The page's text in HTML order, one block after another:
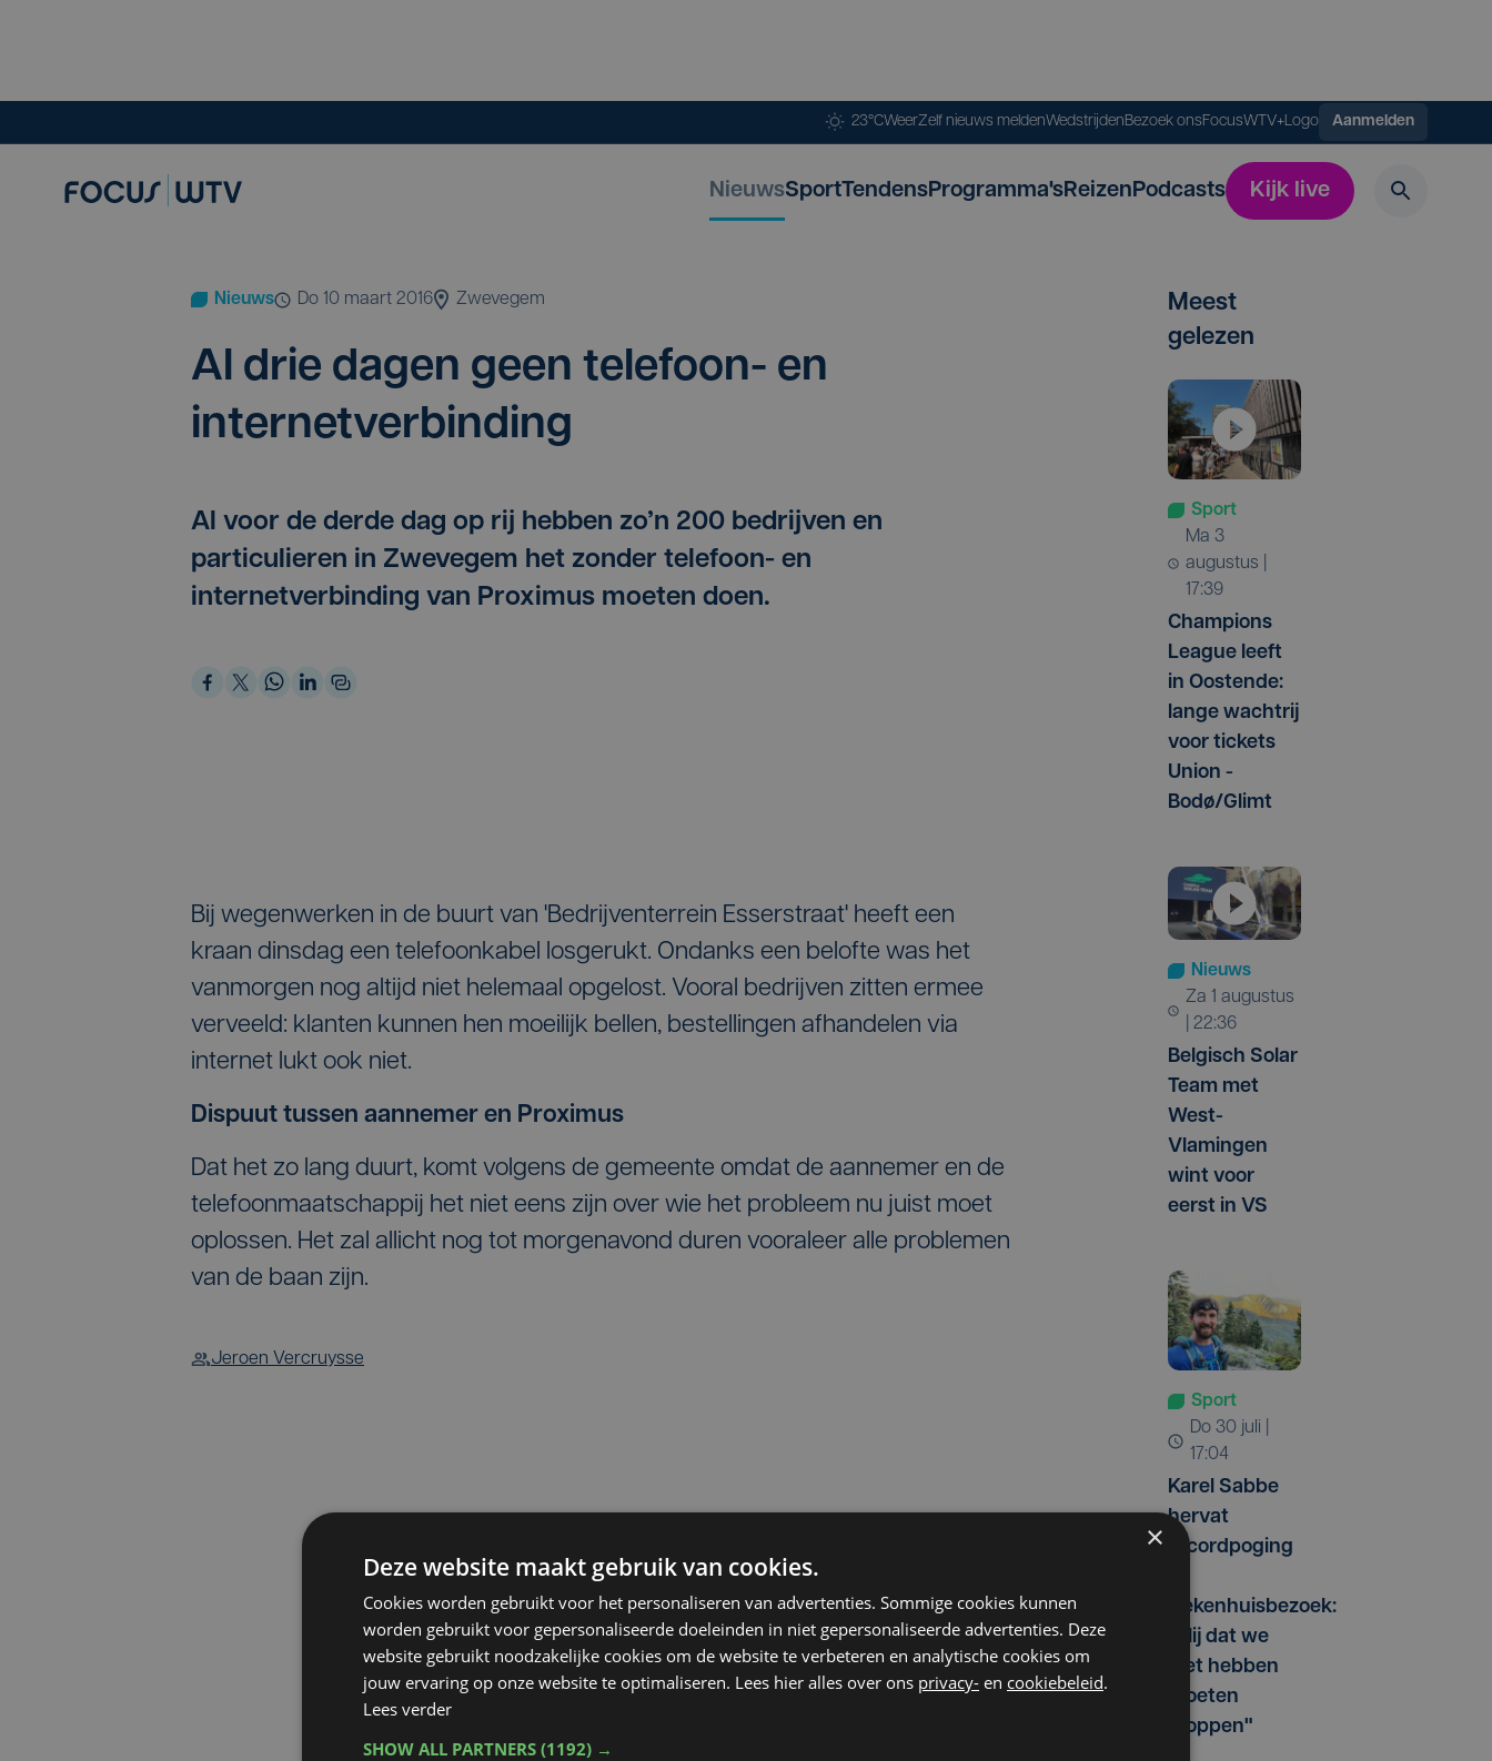
23°CWeerZelf nieuws meldenWedstrijdenBezoek onsFocusWTV+Logo Aanmelden
NieuwsSportTendensProgramma'sReizenPodcasts Kijk live
Nieuws do 10 maart 2016 Zwevegem
Al drie dagen geen tele­foon- en
internetverbinding
Al voor de derde dag op rij hebben zo’n 200 bedrijven en
particulieren in Zwevegem het zonder telefoon- en
internetverbinding van Proximus moeten doen.
Bij wegenwerken in de buurt van 'Bedrijventerrein Esserstraat' heeft een
kraan dinsdag een telefoonkabel losgerukt. Ondanks een belofte was het
vanmorgen nog altijd niet helemaal opgelost. Vooral bedrijven zitten ermee
verveeld: klanten kunnen hen moeilijk bellen, bestellingen afhandelen via
internet lukt ook niet.
Dispuut tussen aannemer en Proximus
Dat het zo lang duurt, komt volgens de gemeente omdat de aannemer en de
telefoonmaatschappij het niet eens zijn over wie het probleem nu juist moet
oplossen. Het zal allicht nog tot morgenavond duren vooraleer alle problemen
van de baan zijn.
Jeroen Vercruysse
Meest
gelezen
Sport
ma 3
augustus |
17:39
Champions
League leeft
in Oostende:
lange wachtrij
voor tickets
Union -
Bodø/Glimt
Nieuws
za 1 augustus
| 22:36
Belgisch Solar
Team met
West-
Vlamingen
wint voor
eerst in VS
Sport
do 30 juli |
17:04
Karel Sabbe
hervat
recordpoging
ziekenhuisbezoek:
"Blij dat we
niet hebben
moeten
stoppen"
×
Deze website maakt gebruik van cookies.
Cookies worden gebruikt voor het personaliseren van advertenties. Sommige cookies kunnen
worden gebruikt voor gepersonaliseerde doeleinden in niet gepersonaliseerde advertenties. Deze
website gebruikt noodzakelijke cookies om de website te verbeteren en analytische cookies om
jouw ervaring op onze website te optimaliseren. Lees hier alles over ons privacy- en cookiebeleid.
Lees verder
SHOW ALL PARTNERS (1192) →